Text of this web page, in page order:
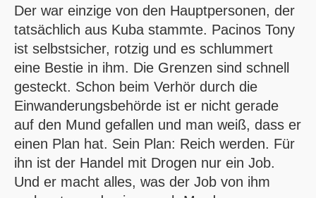
Der war einzige von den Hauptpersonen, der
tatsächlich aus Kuba stammte. Pacinos Tony
ist selbstsicher, rotzig und es schlummert
eine Bestie in ihm. Die Grenzen sind schnell
gesteckt. Schon beim Verhör durch die
Einwanderungs­behörde ist er nicht gerade
auf den Mund gefallen und man weiß, dass er
einen Plan hat. Sein Plan: Reich werden. Für
ihn ist der Handel mit Drogen nur ein Job.
Und er macht alles, was der Job von ihm